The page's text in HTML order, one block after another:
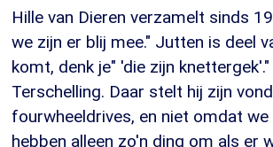
Hille van Dieren verzamelt sinds
we zijn er blij mee." Jutten is deel
komt, denk je" 'die zijn
Terschelling. Daar stelt hij zijn
fourwheeldrives, en niet omdat
hebben alleen zo'n ding om als er